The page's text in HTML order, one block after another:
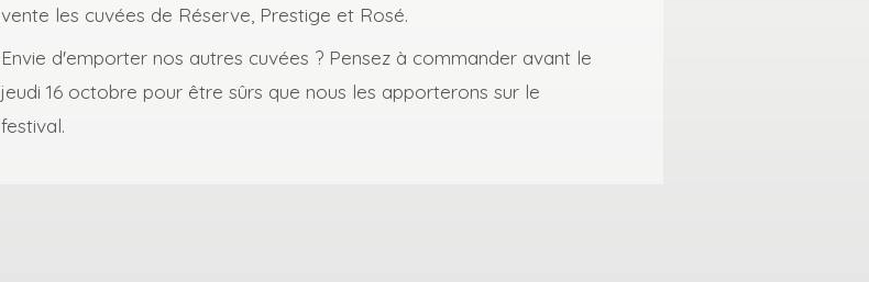
vente les cuvées de Réserve, Prestige et Rosé.
Envie d'emporter nos autres cuvées ? Pensez à commander avant le
jeudi 16 octobre pour être sûrs que nous les apporterons sur le
festival.